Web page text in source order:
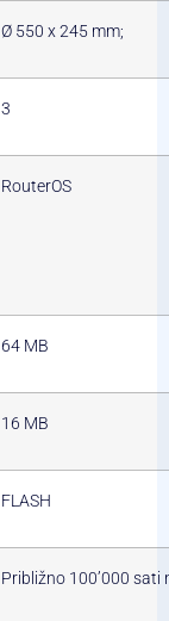
Ø 550 x 245 mm;
3
RouterOS
64 MB
16 MB
FLASH
Približno 100’000 sati